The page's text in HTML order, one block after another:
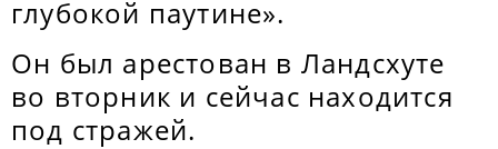
глубокой паутине».
Он был арестован в Ландсхуте
во вторник и сейчас находится
под стражей.